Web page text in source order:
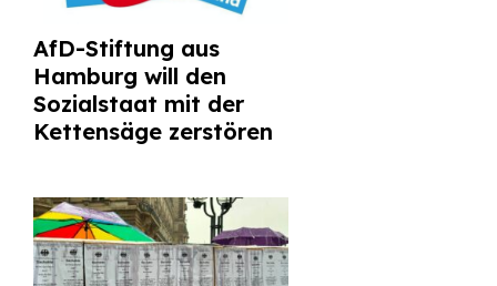
AfD-Stiftung aus
Hamburg will den
Sozialstaat mit der
Kettensäge zerstören